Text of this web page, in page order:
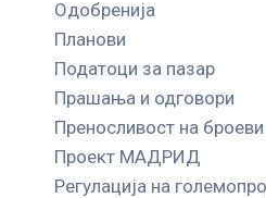
Одобренија
Планови
Податоци за пазар
Прашања и одговори
Преносливост на броеви
Проект МАДРИД
Регулација на